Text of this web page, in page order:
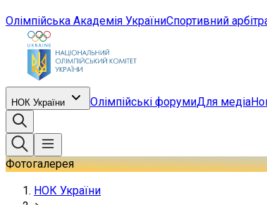
Олімпійська Академія УкраїниСпортивний
НОК України Олімпійські форумиДля медіа
Фотогалерея
НОК України